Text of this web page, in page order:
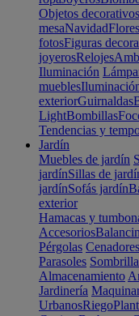
Objetos decorativos
mesaNavidad
fotosFiguras
joyerosRelojes
Iluminación
muebles
exteriorGuirnaldas
LightBombillas
Tendencias y
Jardín
Muebles de jardín
jardínSillas de
jardínSofás jardín
exterior
Hamacas y
Accesorios
Pérgolas Cenadores
Parasoles
Almacenamiento
Jardinería
UrbanosRiego